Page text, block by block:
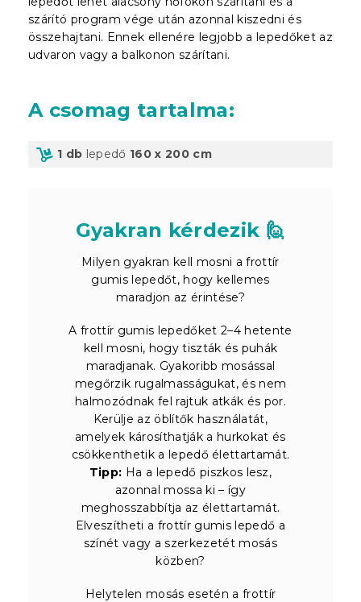
szárító program vége után azonnal kiszedni és
összehajtani. Ennek ellenére legjobb a lepedőket az
udvaron vagy a balkonon szárítani.
A csomag tartalma:
1 db lepedő 160 x 200 cm
Gyakran kérdezik 🙋
Milyen gyakran kell mosni a frottír
gumis lepedőt, hogy kellemes
maradjon az érintése?
A frottír gumis lepedőket 2–4 hetente
kell mosni, hogy tiszták és puhák
maradjanak. Gyakoribb mosással
megőrzik rugalmasságukat, és nem
halmozódnak fel rajtuk atkák és por.
Kerülje az öblítők használatát,
amelyek károsíthatják a hurkokat és
csökkenthetik a lepedő élettartamát.
Tipp: Ha a lepedő piszkos lesz,
azonnal mossa ki – így
meghosszabbítja az élettartamát.
Elveszítheti a frottír gumis lepedő a
színét vagy a szerkezetét mosás
közben?
Helytelen mosás esetén a frottír